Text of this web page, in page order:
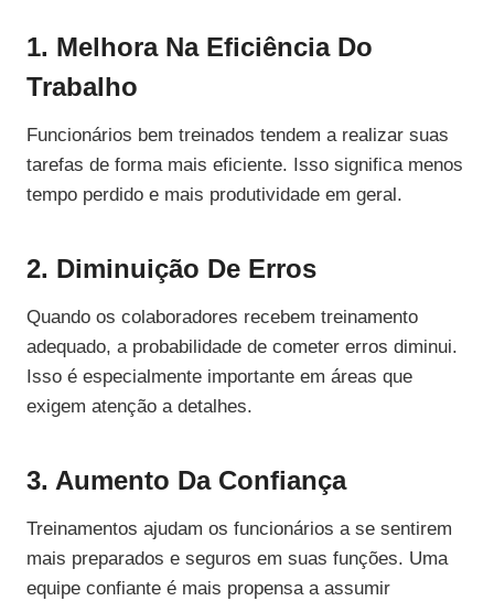
1. Melhora Na Eficiência Do
Trabalho
Funcionários bem treinados tendem a realizar suas
tarefas de forma mais eficiente. Isso significa menos
tempo perdido e mais produtividade em geral.
2. Diminuição De Erros
Quando os colaboradores recebem treinamento
adequado, a probabilidade de cometer erros diminui.
Isso é especialmente importante em áreas que
exigem atenção a detalhes.
3. Aumento Da Confiança
Treinamentos ajudam os funcionários a se sentirem
mais preparados e seguros em suas funções. Uma
equipe confiante é mais propensa a assumir